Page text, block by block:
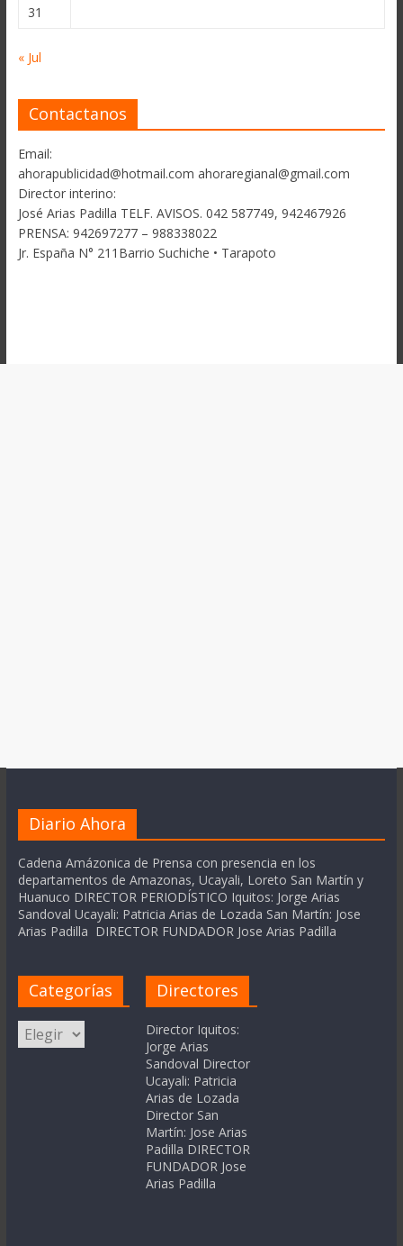
31
« Jul
Contactanos
Email:
ahorapublicidad@hotmail.com ahoraregianal@gmail.com
Director interino:
José Arias Padilla TELF. AVISOS. 042 587749, 942467926
PRENSA: 942697277 – 988338022
Jr. España N° 211Barrio Suchiche • Tarapoto
Diario Ahora
Cadena Amázonica de Prensa con presencia en los
departamentos de Amazonas, Ucayali, Loreto San Martín y
Huanuco DIRECTOR PERIODÍSTICO Iquitos: Jorge Arias
Sandoval Ucayali: Patricia Arias de Lozada San Martín: Jose
Arias Padilla DIRECTOR FUNDADOR Jose Arias Padilla
Categorías
Categorías
Directores
Director Iquitos:
Jorge Arias
Sandoval Director
Ucayali: Patricia
Arias de Lozada
Director San
Martín: Jose Arias
Padilla DIRECTOR
FUNDADOR Jose
Arias Padilla